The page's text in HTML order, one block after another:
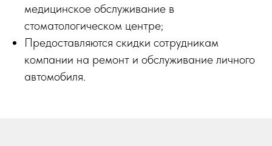
медицинское обслуживание в
стоматологическом центре;
Предоставляются скидки сотрудникам
компании на ремонт и обслуживание личного
автомобиля.